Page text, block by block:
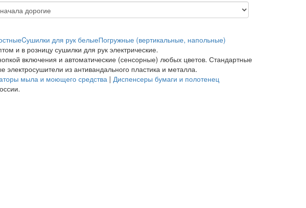
Cушилки для рук белыеПогружные (вертикальные, напольные)
и в розницу сушилки для рук электрические.
включения и автоматические (сенсорные) любых цветов. Стандартные
из антивандального пластика и металла.
мыла и моющего средства| Диспенсеры бумаги и полотенец